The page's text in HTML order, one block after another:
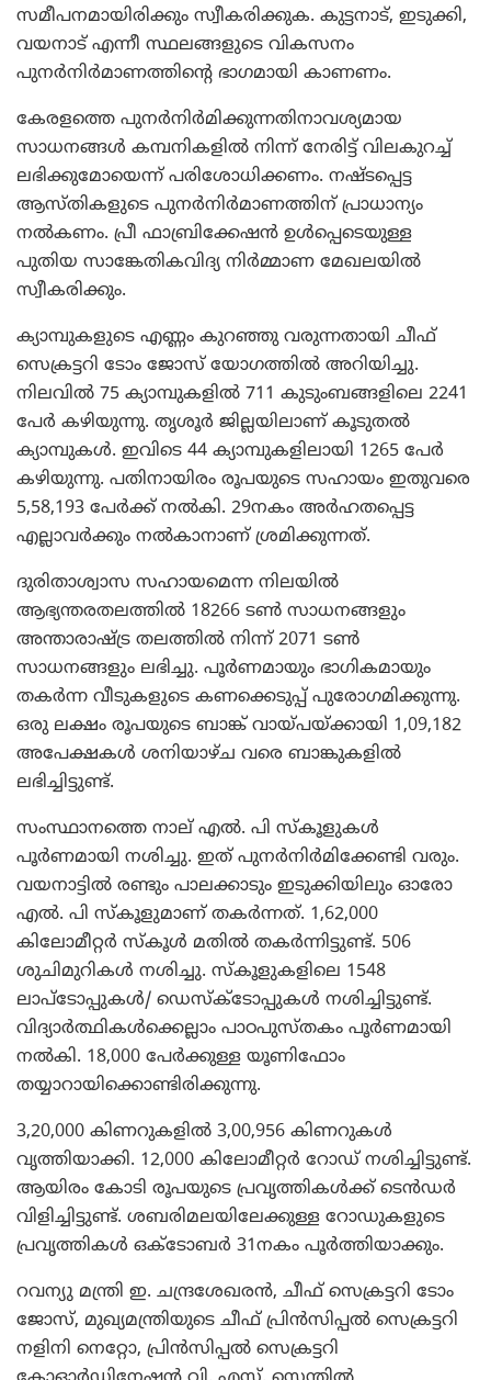
സമീപനമായിരിക്കും സ്വീകരിക്കുക. കുട്ടനാട്, ഇടുക്കി,
വയനാട് എന്നീ സ്ഥലങ്ങളുടെ വികസനം
പുനര്‍നിര്‍മാണത്തിന്റെ ഭാഗമായി കാണണം.
കേരളത്തെ പുനര്‍നിര്‍മിക്കുന്നതിനാവശ്യമായ
സാധനങ്ങള്‍ കമ്പനികളില്‍ നിന്ന് നേരിട്ട് വിലകുറച്ച്
ലഭിക്കുമോയെന്ന് പരിശോധിക്കണം. നഷ്ടപ്പെട്ട
ആസ്തികളുടെ പുനര്‍നിര്‍മാണത്തിന് പ്രാധാന്യം
നല്‍കണം. പ്രീ ഫാബ്രിക്കേഷന്‍ ഉള്‍പ്പെടെയുള്ള
പുതിയ സാങ്കേതികവിദ്യ നിര്‍മ്മാണ മേഖലയില്‍
സ്വീകരിക്കും.
ക്യാമ്പുകളുടെ എണ്ണം കുറഞ്ഞു വരുന്നതായി ചീഫ്
സെക്രട്ടറി ടോം ജോസ് യോഗത്തില്‍ അറിയിച്ചു.
നിലവില്‍ 75 ക്യാമ്പുകളില്‍ 711 കുടുംബങ്ങളിലെ 2241
പേര്‍ കഴിയുന്നു. തൃശൂര്‍ ജില്ലയിലാണ് കൂടുതല്‍
ക്യാമ്പുകള്‍. ഇവിടെ 44 ക്യാമ്പുകളിലായി 1265 പേര്‍
കഴിയുന്നു. പതിനായിരം രൂപയുടെ സഹായം ഇതുവരെ
5,58,193 പേര്‍ക്ക് നല്‍കി. 29നകം അര്‍ഹതപ്പെട്ട
എല്ലാവര്‍ക്കും നല്‍കാനാണ് ശ്രമിക്കുന്നത്.
ദുരിതാശ്വാസ സഹായമെന്ന നിലയില്‍
ആഭ്യന്തരതലത്തില്‍ 18266 ടണ്‍ സാധനങ്ങളും
അന്താരാഷ്ട്ര തലത്തില്‍ നിന്ന് 2071 ടണ്‍
സാധനങ്ങളും ലഭിച്ചു. പൂര്‍ണമായും ഭാഗികമായും
തകര്‍ന്ന വീടുകളുടെ കണക്കെടുപ്പ് പുരോഗമിക്കുന്നു.
ഒരു ലക്ഷം രൂപയുടെ ബാങ്ക് വായ്പയ്ക്കായി 1,09,182
അപേക്ഷകള്‍ ശനിയാഴ്ച വരെ ബാങ്കുകളില്‍
ലഭിച്ചിട്ടുണ്ട്.
സംസ്ഥാനത്തെ നാല് എല്‍. പി സ്‌കൂളുകള്‍
പൂര്‍ണമായി നശിച്ചു. ഇത് പുനര്‍നിര്‍മിക്കേണ്ടി വരും.
വയനാട്ടില്‍ രണ്ടും പാലക്കാടും ഇടുക്കിയിലും ഓരോ
എല്‍. പി സ്‌കൂളുമാണ് തകര്‍ന്നത്. 1,62,000
കിലോമീറ്റര്‍ സ്‌കൂള്‍ മതില്‍ തകര്‍ന്നിട്ടുണ്ട്. 506
ശുചിമുറികള്‍ നശിച്ചു. സ്‌കൂളുകളിലെ 1548
ലാപ്‌ടോപ്പുകള്‍/ ഡെസ്‌ക്ടോപ്പുകള്‍ നശിച്ചിട്ടുണ്ട്.
വിദ്യാര്‍ത്ഥികള്‍ക്കെല്ലാം പാഠപുസ്തകം പൂര്‍ണമായി
നല്‍കി. 18,000 പേര്‍ക്കുള്ള യൂണിഫോം
തയ്യാറായിക്കൊണ്ടിരിക്കുന്നു.
3,20,000 കിണറുകളില്‍ 3,00,956 കിണറുകള്‍
വൃത്തിയാക്കി. 12,000 കിലോമീറ്റര്‍ റോഡ് നശിച്ചിട്ടുണ്ട്.
ആയിരം കോടി രൂപയുടെ പ്രവൃത്തികള്‍ക്ക് ടെന്‍ഡര്‍
വിളിച്ചിട്ടുണ്ട്. ശബരിമലയിലേക്കുള്ള റോഡുകളുടെ
പ്രവൃത്തികള്‍ ഒക്ടോബര്‍ 31നകം പൂര്‍ത്തിയാക്കും.
റവന്യു മന്ത്രി ഇ. ചന്ദ്രശേഖരന്‍, ചീഫ് സെക്രട്ടറി ടോം
ജോസ്, മുഖ്യമന്ത്രിയുടെ ചീഫ് പ്രിന്‍സിപ്പല്‍ സെക്രട്ടറി
നളിനി നെറ്റോ, പ്രിന്‍സിപ്പല്‍ സെക്രട്ടറി